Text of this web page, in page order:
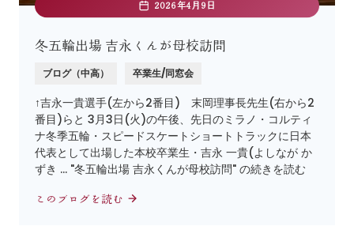
2026年4月9日
冬五輪出場 吉永くんが母校訪問
ブログ（中高） 卒業生/同窓会
↑吉永一貴選手(左から2番目) 末岡理事長先生(右から2
番目)らと 3月3日(火)の午後、先日のミラノ・コルティ
ナ冬季五輪・スピードスケートショートトラックに日本
代表として出場した本校卒業生・吉永 一貴(よしなが か
ずき … "冬五輪出場 吉永くんが母校訪問" の続きを読む
このブログを読む